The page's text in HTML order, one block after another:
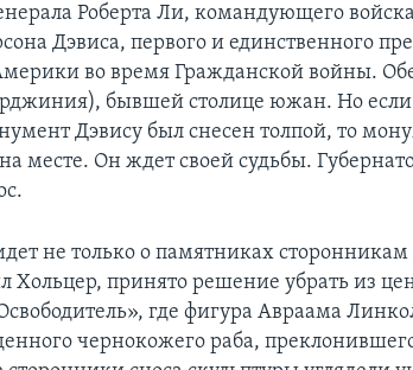
Роберта Ли, командующего
Дэвиса, первого и единственного
во время Гражданской войны.
бывшей столице южан. Но если
Дэвису был снесен толпой, то
на месте. Он ждет своей судьбы.
не только о памятниках
Хольцер, принято решение убрать из
где фигура Авраама
чернокожего раба,